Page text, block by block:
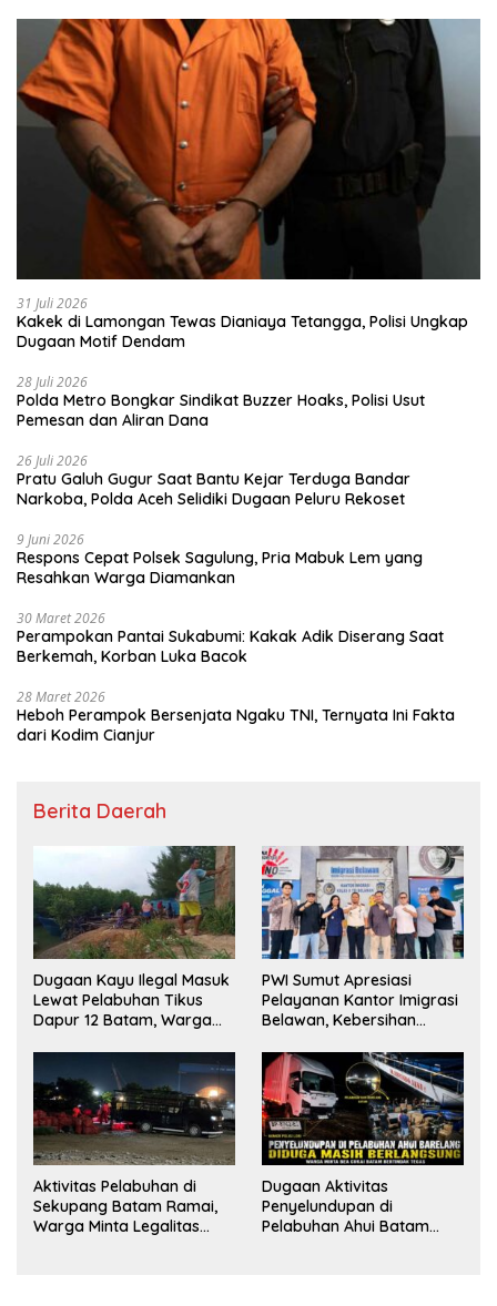
31 Juli 2026
Kakek di Lamongan Tewas Dianiaya Tetangga, Polisi Ungkap
Dugaan Motif Dendam
28 Juli 2026
Polda Metro Bongkar Sindikat Buzzer Hoaks, Polisi Usut
Pemesan dan Aliran Dana
26 Juli 2026
Pratu Galuh Gugur Saat Bantu Kejar Terduga Bandar
Narkoba, Polda Aceh Selidiki Dugaan Peluru Rekoset
9 Juni 2026
Respons Cepat Polsek Sagulung, Pria Mabuk Lem yang
Resahkan Warga Diamankan
30 Maret 2026
Perampokan Pantai Sukabumi: Kakak Adik Diserang Saat
Berkemah, Korban Luka Bacok
28 Maret 2026
Heboh Perampok Bersenjata Ngaku TNI, Ternyata Ini Fakta
dari Kodim Cianjur
Berita Daerah
Dugaan Kayu Ilegal Masuk
Lewat Pelabuhan Tikus
Dapur 12 Batam, Warga
Pengecekan
PWI Sumut Apresiasi
Pelayanan Kantor Imigrasi
Belawan, Kebersihan
Aktivitas Pelabuhan di
Sekupang Batam Ramai,
Warga Minta Legalitas
Dugaan Aktivitas
Penyelundupan di
Pelabuhan Ahui Batam